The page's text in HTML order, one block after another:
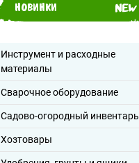
НОВИНКИ
Инструмент и расходные
материалы
Сварочное оборудование
Садово-огородный инвентарь
Хозтовары